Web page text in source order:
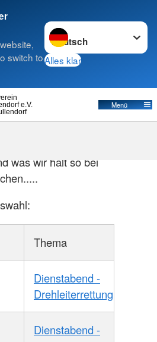
switch to
Sprache wechseln zu
Alles klar
e.V. Menü
was wir halt so bei
Thema
Dienstabend -
Drehleiterrettung
Dienstabend -